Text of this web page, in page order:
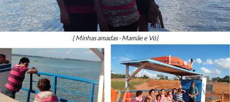
{ Minhas amadas - Mamãe e Vó}